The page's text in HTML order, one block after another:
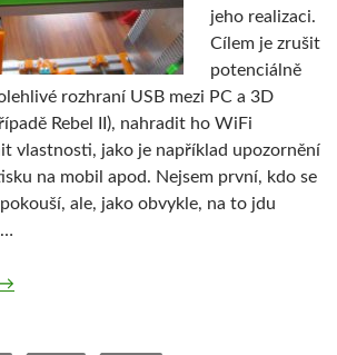
jeho realizaci.
Cílem je zrušit
potenciálně
rozhraní USB mezi PC a 3D
Rebel II), nahradit ho WiFi
vlastnosti, jako je například upozornění
na mobil apod. Nejsem první, kdo se
ale, jako obvykle, na to jdu
+ WiFi = Rebel Wireless – část